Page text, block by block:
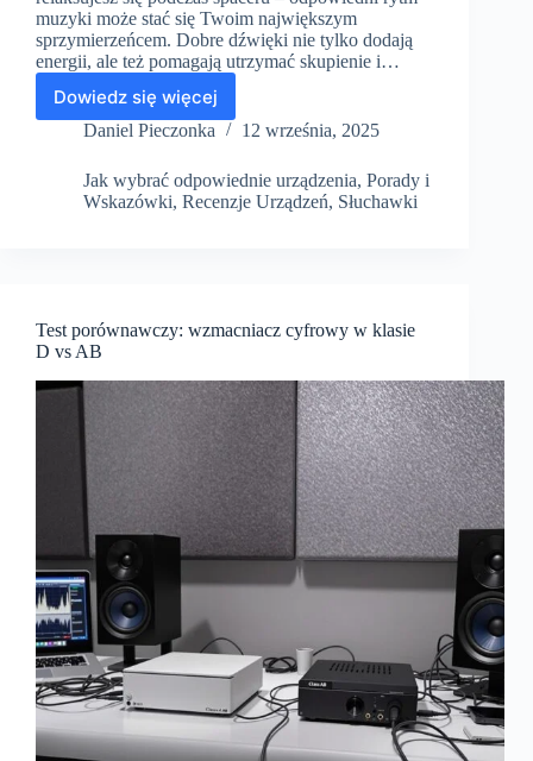
muzyki może stać się Twoim największym
sprzymierzeńcem. Dobre dźwięki nie tylko dodają
energii, ale też pomagają utrzymać skupienie i…
Dowiedz się więcej
Jak
wybrać
do
biegania
Daniel Pieczonka 12 września, 2025
Jak wybrać odpowiednie urządzenia, Porady i
Wskazówki, Recenzje Urządzeń, Słuchawki
Test porównawczy: wzmacniacz cyfrowy w klasie
D vs AB